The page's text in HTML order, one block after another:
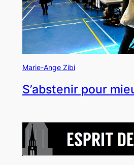
Marie-Ange Zibi
S’abstenir pour